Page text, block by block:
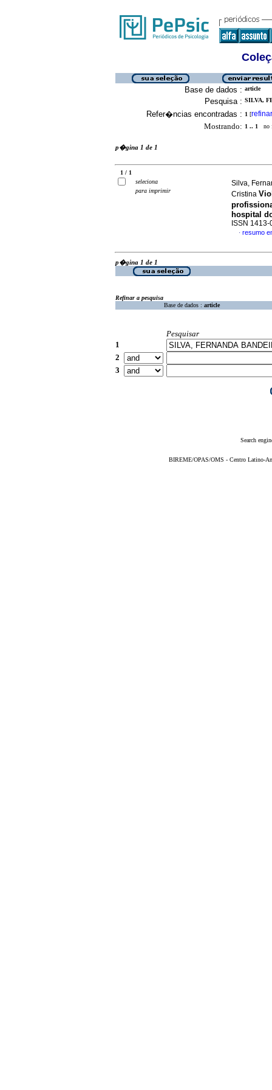
Base de dados : article
Pesquisa : SILVA,
Refer�ncias encontradas : 1 [refinar
Mostrando: 1 .. 1 no
p�gina 1 de 1
1 / 1
seleciona
para imprimir
Silva,
Cristina
hospital
ISSN 1413-
· resumo
p�gina 1 de 1
Refinar a pesquisa
Base de dados : article
Pesquisar
1
2
3
Search
BIREME/OPAS/OMS - Centro Latino-